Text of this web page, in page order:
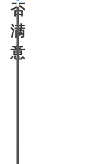
否
满
意？